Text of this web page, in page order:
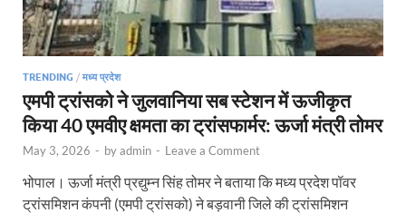
TRENDING / मध्य प्रदेश
एमपी ट्रांसको ने जुलवानिया सब स्टेशन में ऊजीकृत
किया 40 एमवीए क्षमता का ट्रांसफार्मर: ऊर्जा मंत्री तोमर
May 3, 2026 - byadmin - Leave a Comment
भोपाल। ऊर्जा मंत्री प्रद्युम्न सिंह तोमर ने बताया कि मध्य प्रदेश पॉवर
ट्रांसमिशन कंपनी (एमपी ट्रांसको) ने बड़वानी जिले की ट्रांसमिशन